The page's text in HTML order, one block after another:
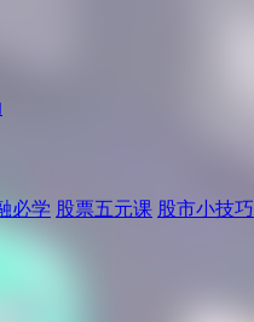
必学 股票五元课 股市小技巧